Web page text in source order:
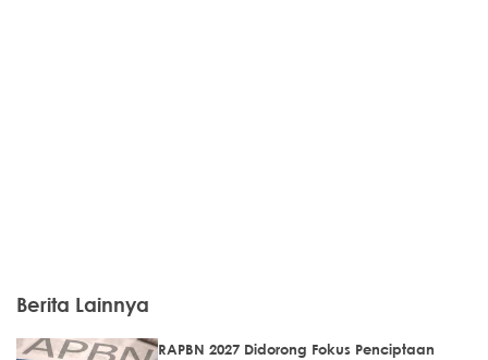
Berita Lainnya
RAPBN 2027 Didorong Fokus Penciptaan